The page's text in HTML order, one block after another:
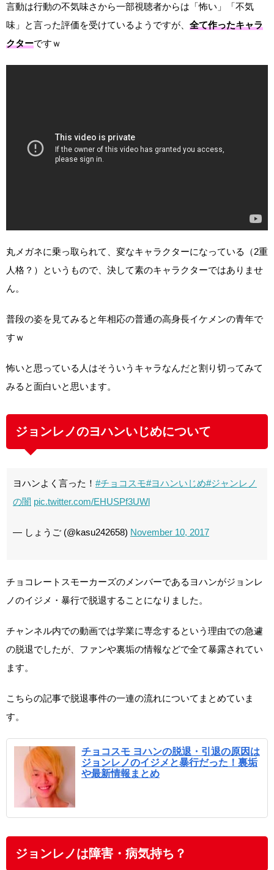
言動は行動の不気味さから一部視聴者からは「怖い」「不気
味」と言った評価を受けているようですが、 全て作ったキャラ
クターですｗ
丸メガネに乗っ取られて、変なキャラクターになっている（2重
人格？）というもので、決して素のキャラクターではありませ
ん。
普段の姿を見てみると年相応の普通の高身長イケメンの青年で
すｗ
怖いと思っている人はそういうキャラなんだと割り切ってみて
みると面白いと思います。
ジョンレノのヨハンいじめについて
ヨハンよく言った！ #チョコスモ#ヨハンいじめ#ジャンレノ
の闇 pic.twitter.com/EHUSPf3UWl
— しょうご (@kasu242658) November 10, 2017
チョコレートスモーカーズのメンバーであるヨハンがジョンレ
ノのイジメ・暴行で脱退することになりました。
チャンネル内での動画では学業に専念するという理由での急遽
の脱退でしたが、ファンや裏垢の情報などで全て暴露されてい
ます。
こちらの記事で脱退事件の一連の流れについてまとめていま
す。
チョコスモ ヨハンの脱退・引退の原因は
ジョンレノのイジメと暴行だった！裏垢
や最新情報まとめ
ジョンレノは障害・病気持ち？